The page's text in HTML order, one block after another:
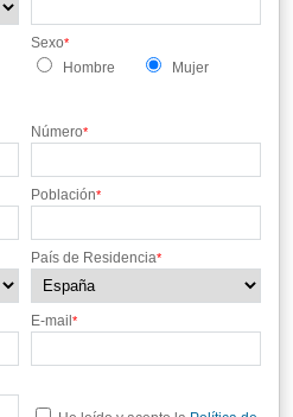
Sexo*
Hombre Mujer
Número*
Población*
País de Residencia*
E-mail *